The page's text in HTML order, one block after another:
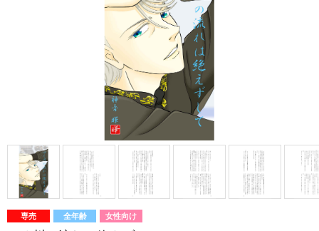
専売 全年齢 女性向け